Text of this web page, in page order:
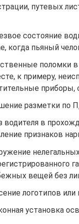
путевых
состояние
когда пьяный
поломки в
к примеру,
приборы,
разметки по
водителя в
признаков
вещей без
логотипов
установка